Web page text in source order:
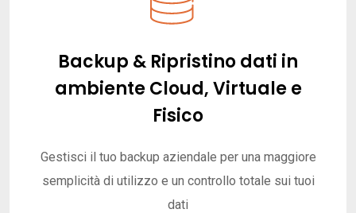
Backup & Ripristino dati in
ambiente Cloud, Virtuale e
Fisico
Gestisci il tuo backup aziendale per una maggiore
semplicità di utilizzo e un controllo totale sui tuoi
dati